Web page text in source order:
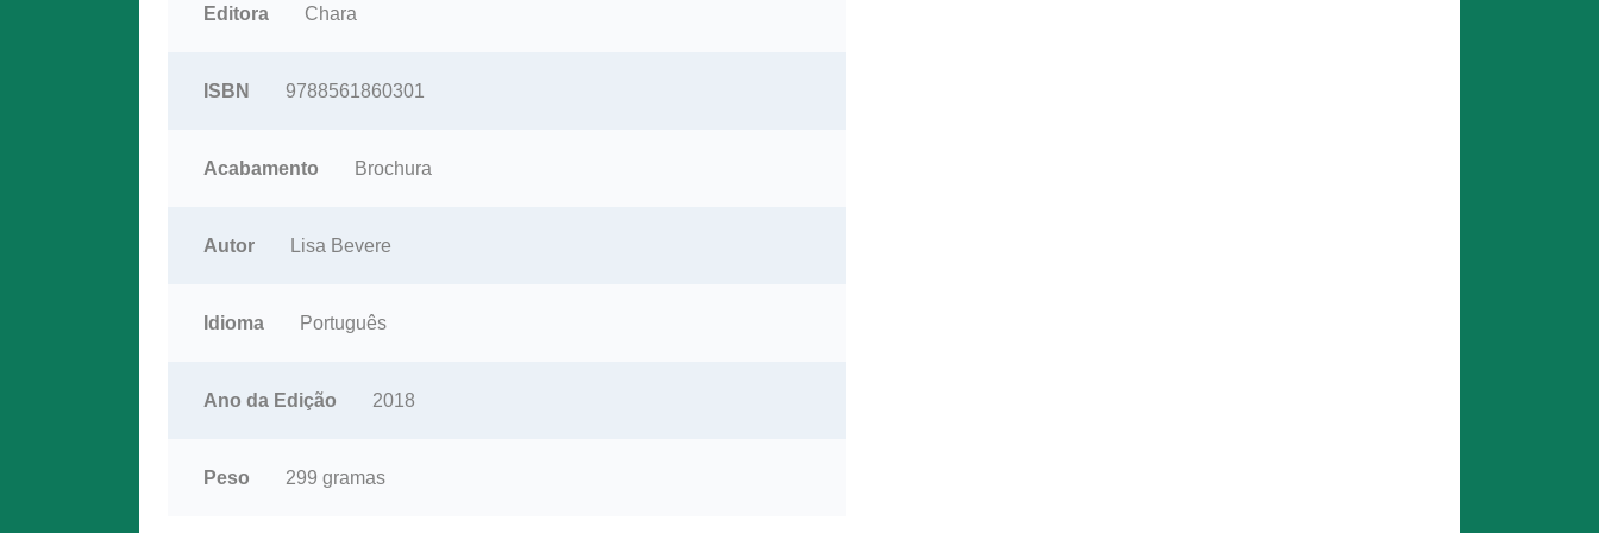
Editora Chara
ISBN 9788561860301
Acabamento Brochura
Autor Lisa Bevere
Idioma Português
Ano da Edição 2018
Peso 299 gramas